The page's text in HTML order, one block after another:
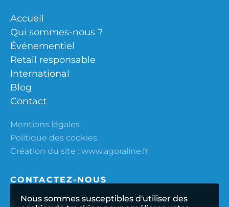
Nous sommes susceptibles d'utiliser des
Accueil
Qui sommes-nous ?
Événementiel
Retail responsable
International
Blog
Contact
Mentions légales
Politique des cookies
Création du site : www.agoraline.fr
CONTACTEZ-NOUS